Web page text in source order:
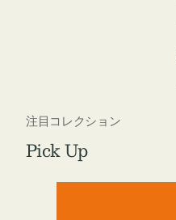
注目コレクション
Pick Up